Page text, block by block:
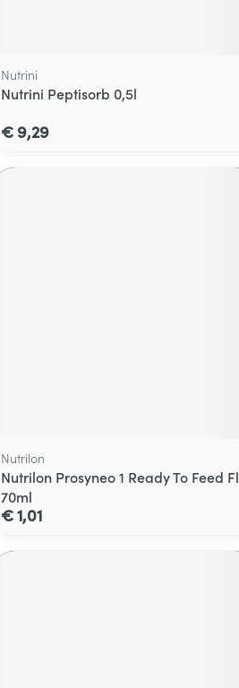
Nutrini
Nutrini Peptisorb 0,5l
€ 9,29
Nutrilon
Nutrilon Prosyneo 1 Ready To Feed Fl
70ml
€ 1,01